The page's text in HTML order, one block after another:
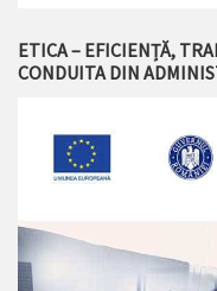
ETICA – EFICIENȚĂ,
CONDUITA DIN